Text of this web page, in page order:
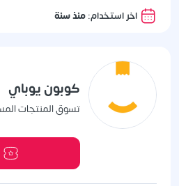
اخر استخدام:منذ سنة
كوبون يوباي
تسوق المنتجات